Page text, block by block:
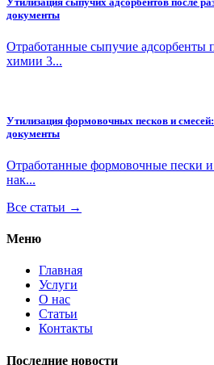
документы
Отработанные сыпучие адсорбенты
химии 3...
Утилизация формовочных песков и
документы
Отработанные формовочные пески
нак...
Все статьи →
Меню
Главная
Услуги
О нас
Статьи
Контакты
Последние новости